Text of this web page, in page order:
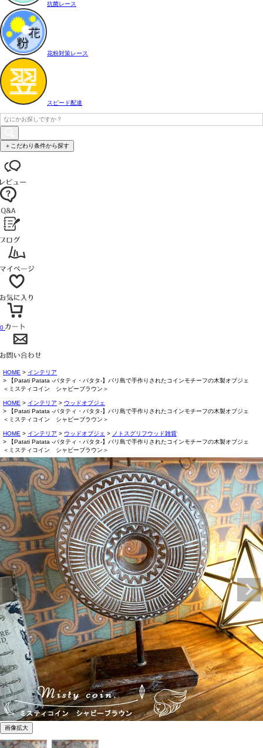
抗菌レース
花粉対策レース
スピード配達
＋こだわり条件から探す
0
HOME
インテリア
【Patati Patata -パタティ・パタタ-】バリ島で手作りされたコインモチーフの木製オブジェ
＜ミスティコイン シャビーブラウン＞
HOME インテリア
ウッドオブジェ
【Patati Patata -パタティ・パタタ-】バリ島で手作りされたコインモチーフの木製オブジェ
＜ミスティコイン シャビーブラウン＞
HOME インテリア ウッドオブジェ
ノトスグリフウッド雑貨
【Patati Patata -パタティ・パタタ-】バリ島で手作りされたコインモチーフの木製オブジェ
＜ミスティコイン シャビーブラウン＞
画像拡大